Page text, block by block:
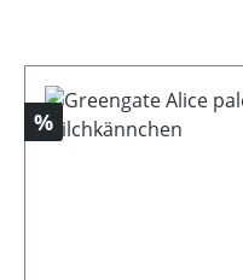
Rabatt
%